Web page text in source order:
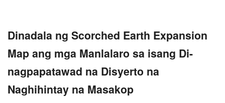
Dinadala ng Scorched Earth Expansion
Map ang mga Manlalaro sa isang Di-
nagpapatawad na Disyerto na
Naghihintay na Masakop